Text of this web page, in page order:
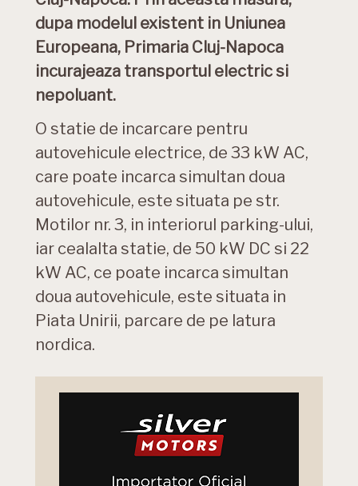
dupa modelul existent in Uniunea
Europeana, Primaria Cluj-Napoca
incurajeaza transportul electric si
nepoluant.
O statie de incarcare pentru
autovehicule electrice, de 33 kW AC,
care poate incarca simultan doua
autovehicule, este situata pe str.
Motilor nr. 3, in interiorul parking-ului,
iar cealalta statie, de 50 kW DC si 22
kW AC, ce poate incarca simultan
doua autovehicule, este situata in
Piata Unirii, parcare de pe latura
nordica.